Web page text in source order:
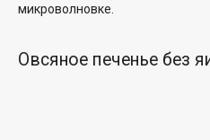
микроволновке.
Овсяное печенье без